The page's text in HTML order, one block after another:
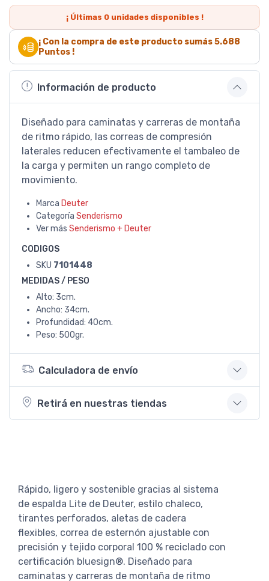
¡ Últimas 0unidades disponibles !
¡ Con la compra de este producto sumás5.688
Puntos !
Información de producto
Diseñado para caminatas y carreras de montaña
de ritmo rápido, las correas de compresión
laterales reducen efectivamente el tambaleo de
la carga y permiten un rango completo de
movimiento.
Marca Deuter
Categoría Senderismo
Ver más Senderismo + Deuter
CODIGOS
SKU 7101448
MEDIDAS / PESO
Alto: 3cm.
Ancho: 34cm.
Profundidad: 40cm.
Peso: 500gr.
Calculadora de envío
Retirá en nuestras tiendas
Rápido, ligero y sostenible gracias al sistema
de espalda Lite de Deuter, estilo chaleco,
tirantes perforados, aletas de cadera
flexibles, correa de esternón ajustable con
precisión y tejido corporal 100 % reciclado con
certificación bluesign®. Diseñado para
caminatas y carreras de montaña de ritmo